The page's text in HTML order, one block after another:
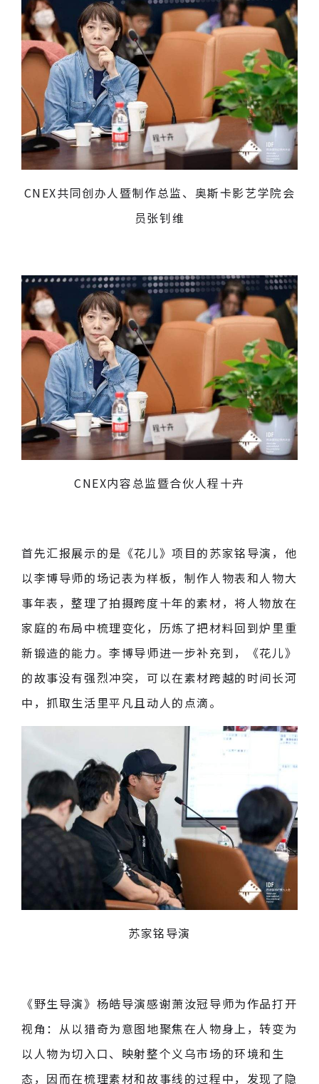
CNEX共同创办人暨制作总监、奥斯卡影艺学院会
员张钊维
CNEX内容总监暨合伙人程十卉
首先汇报展示的是《花儿》项目的苏家铭导演，他
以李博导师的场记表为样板，制作人物表和人物大
事年表，整理了拍摄跨度十年的素材，将人物放在
家庭的布局中梳理变化，历炼了把材料回到炉里重
新锻造的能力。李博导师进一步补充到，《花儿》
的故事没有强烈冲突，可以在素材跨越的时间长河
中，抓取生活里平凡且动人的点滴。
苏家铭导演
《野生导演》杨皓导演感谢萧汝冠导师为作品打开
视角：从以猎奇为意图地聚焦在人物身上，转变为
以人物为切入口、映射整个义乌市场的环境和生
态，因而在梳理素材和故事线的过程中，发现了隐